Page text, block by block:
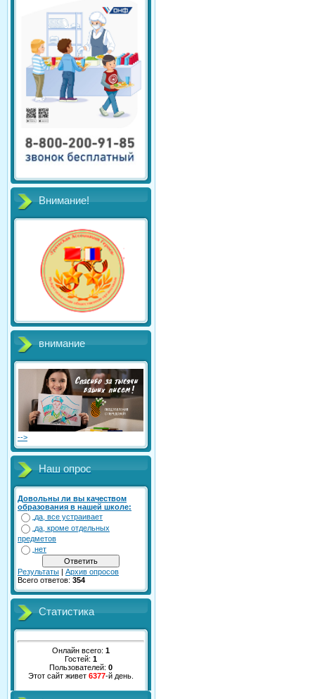
Внимание!
внимание
-->
Наш опрос
Довольны ли вы качеством
образования в нашей школе:
да, все устраивает
да, кроме отдельных
предметов
нет
Результаты | Архив опросов
Всего ответов: 354
Статистика
Онлайн всего: 1
Гостей: 1
Пользователей: 0
Этот сайт живет 6377-й день.